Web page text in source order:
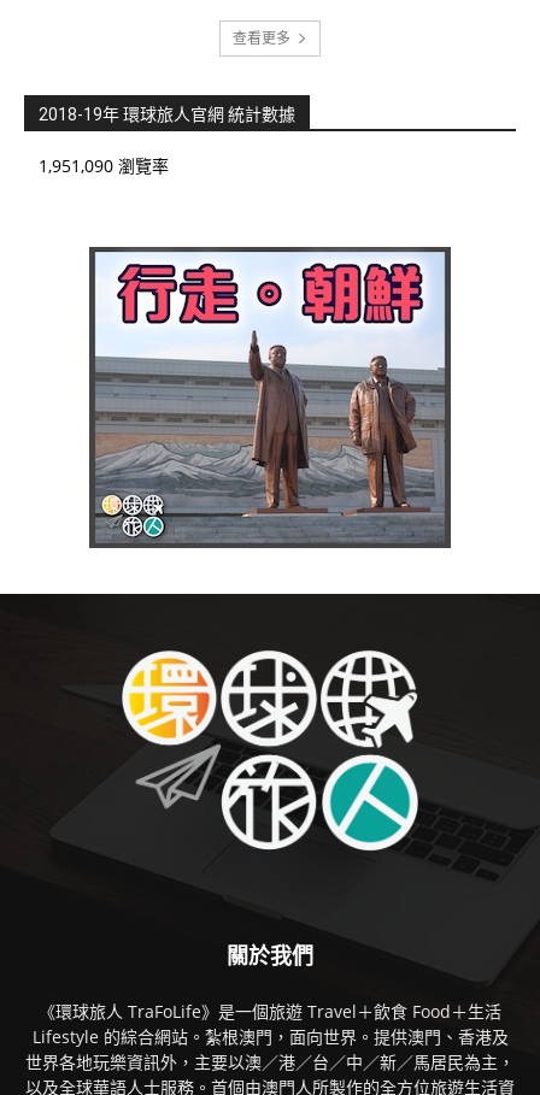
查看更多
2018-19年 環球旅人官網 統計數據
1,951,090 瀏覽率
關於我們
《環球旅人 TraFoLife》是一個旅遊 Travel＋飲食 Food＋生活
Lifestyle 的綜合網站。紮根澳門，面向世界。提供澳門、香港及
世界各地玩樂資訊外，主要以澳／港／台／中／新／馬居民為主，
以及全球華語人士服務。首個由澳門人所製作的全方位旅遊生活資